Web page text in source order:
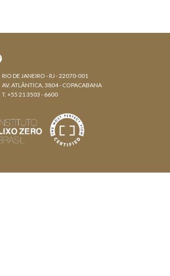
RIO DE JANEIRO - RJ - 22070-001
AV. ATLÂNTICA, 3804 - COPACABANA
T. +55 21 3503 - 6600